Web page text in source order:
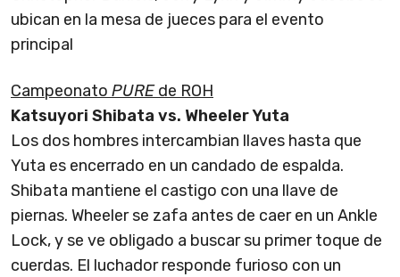
ubican en la mesa de jueces para el evento
principal
Campeonato PUREde ROH
Katsuyori Shibata vs. Wheeler Yuta
Los dos hombres intercambian llaves hasta que
Yuta es encerrado en un candado de espalda.
Shibata mantiene el castigo con una llave de
piernas. Wheeler se zafa antes de caer en un Ankle
Lock, y se ve obligado a buscar su primer toque de
cuerdas. El luchador responde furioso con un